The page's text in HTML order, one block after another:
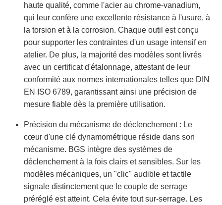
haute qualité, comme l'acier au chrome-vanadium,
qui leur confère une excellente résistance à l'usure, à
la torsion et à la corrosion. Chaque outil est conçu
pour supporter les contraintes d'un usage intensif en
atelier. De plus, la majorité des modèles sont livrés
avec un certificat d'étalonnage, attestant de leur
conformité aux normes internationales telles que DIN
EN ISO 6789, garantissant ainsi une précision de
mesure fiable dès la première utilisation.
Précision du mécanisme de déclenchement : Le
cœur d'une clé dynamométrique réside dans son
mécanisme. BGS intègre des systèmes de
déclenchement à la fois clairs et sensibles. Sur les
modèles mécaniques, un "clic" audible et tactile
signale distinctement que le couple de serrage
préréglé est atteint. Cela évite tout sur-serrage. Les